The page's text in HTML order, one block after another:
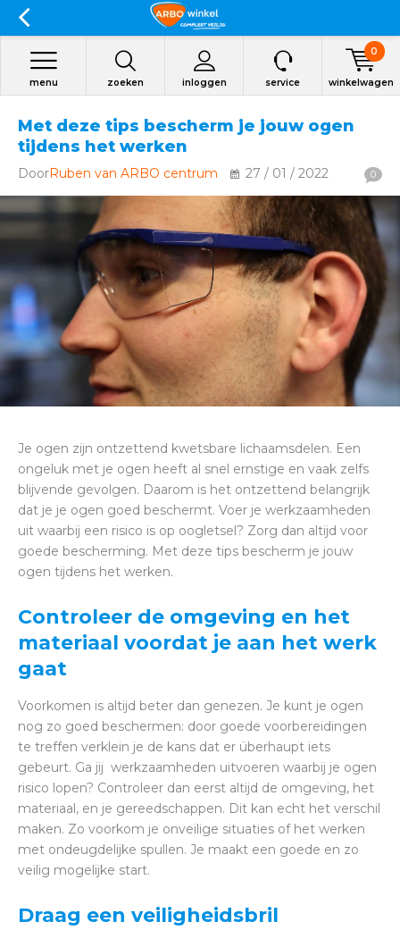
zoeken inloggen
menu service winkelwagen
0
Met deze tips bescherm je jouw ogen
tijdens het werken
DoorRuben van ARBO centrum 27 / 01 / 2022 0
Je ogen zijn ontzettend kwetsbare lichaamsdelen. Een
ongeluk met je ogen heeft al snel ernstige en vaak zelfs
blijvende gevolgen. Daarom is het ontzettend belangrijk
dat je je ogen goed beschermt. Voer je werkzaamheden
uit waarbij een risico is op oogletsel? Zorg dan altijd voor
goede bescherming. Met deze tips bescherm je jouw
ogen tijdens het werken.
Controleer de omgeving en het
materiaal voordat je aan het werk
gaat
Voorkomen is altijd beter dan genezen. Je kunt je ogen
nog zo goed beschermen: door goede voorbereidingen
te treffen verklein je de kans dat er überhaupt iets
gebeurt. Ga jij werkzaamheden uitvoeren waarbij je ogen
risico lopen? Controleer dan eerst altijd de omgeving, het
materiaal, en je gereedschappen. Dit kan echt het verschil
maken. Zo voorkom je onveilige situaties of het werken
met ondeugdelijke spullen. Je maakt een goede en zo
veilig mogelijke start.
Draag een veiligheidsbril